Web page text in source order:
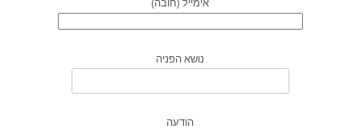
אימייל (חובה)
נושא הפניה
הודעה